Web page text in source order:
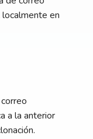
en
a la anterior